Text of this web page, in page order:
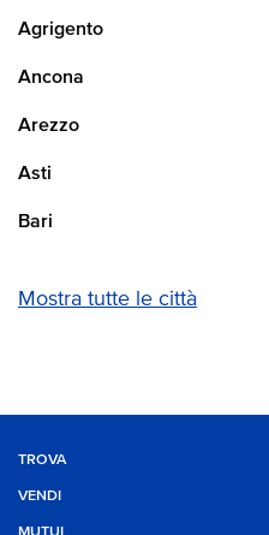
Agrigento
Ancona
Arezzo
Asti
Bari
Mostra tutte le città
TROVA
VENDI
MUTUI